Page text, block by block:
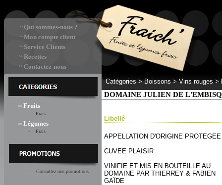
>> Qui sommes-nous ?
>> Mon compte client
>> Service Clients
>> Recettes
>> Contactez-nous
>> Fruits
- Frais
>> Légumes
- Frais
- Consultez nos promotions
Catégories >Boissons > Vins rouges>
DOMAINE JULIEN DE
Libellé
APPELLATION D'ORIGINE PROTEGEE
CUVEE PLAISIR
VINIFIE ET MIS EN BOUTEILLE AU
DOMAINE PAR THIERREY & FABIEN
GAÏDE